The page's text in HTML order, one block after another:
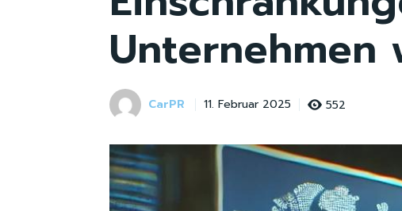
Unternehmen
CarPR 11. Februar 2025 552